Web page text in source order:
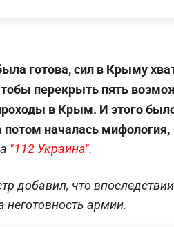
готова, сил в Крыму
перекрыть пять
в Крым. И этого
потом началась мифология,
"112 Украина".
добавил, что
неготовность армии.